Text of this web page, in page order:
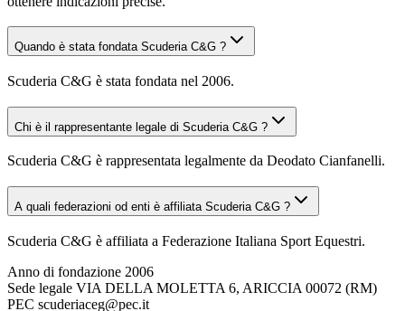
Quando è stata fondata Scuderia C&G ?
Scuderia C&G è stata fondata nel 2006.
Chi è il rappresentante legale di Scuderia C&G ?
Scuderia C&G è rappresentata legalmente da Deodato Cianfanelli.
A quali federazioni od enti è affiliata Scuderia C&G ?
Scuderia C&G è affiliata a Federazione Italiana Sport Equestri.
Anno di fondazione 2006
Sede legale VIA DELLA MOLETTA 6, ARICCIA 00072 (RM)
PEC scuderiaceg@pec.it